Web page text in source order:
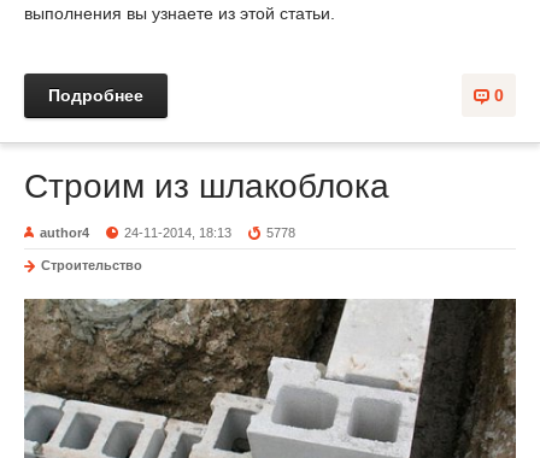
выполнения вы узнаете из этой статьи.
0
Подробнее
Строим из шлакоблока
author4 24-11-2014, 18:13 5778
Строительство